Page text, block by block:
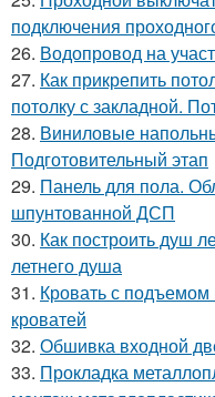
подключения
26. Водопровод на
27. Как прикрепить
потолку с закладной.
28. Виниловые
Подготовительный этап
29. Панель для пола.
шпунтованной ДСП
30. Как построить душ
летнего душа
31. Кровать с
кроватей
32. Обшивка входной
33. Прокладка